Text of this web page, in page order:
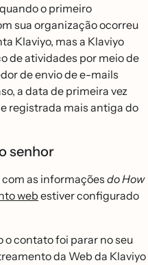
o primeiro
sua organização ocorreu
Klaviyo, mas a Klaviyo
de atividades por meio de
de envio de e-mails
a data de primeira vez
registrada mais antiga do
senhor
as informações do How
webestiver configurado
o contato foi parar no seu
da Web da Klaviyo